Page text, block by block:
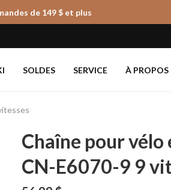
de 149 $ et plus
SOLDES SERVICE À PROPOS
Chaîne pour
CN-E6070-9 9